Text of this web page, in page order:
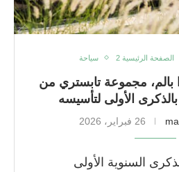
الصفحة الرئيسية 2 سياحة
بالم، مجموعة تابستري من
الأولى لتأسيسه
26 فبراير، 2026
السنوية الأولى